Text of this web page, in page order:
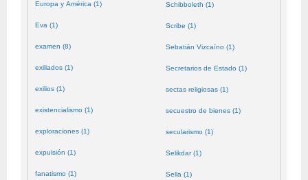
Europa y América (1)
Eva (1)
examen (8)
exiliados (1)
exilios (1)
existencialismo (1)
exploraciones (1)
expulsión (1)
fanatismo (1)
Schibboleth (1)
Scribe (1)
Sebatián Vizcaíno (1)
Secretarios de Estado (1)
sectas religiosas (1)
secuestro de bienes (1)
secularismo (1)
Selikdar (1)
Sella (1)